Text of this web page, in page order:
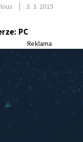
3. 3. 2015
PC
Reklama